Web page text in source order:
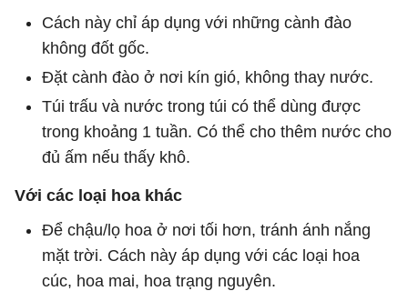
Cách này chỉ áp dụng với những cành đào
không đốt gốc.
Đặt cành đào ở nơi kín gió, không thay nước.
Túi trấu và nước trong túi có thể dùng được
trong khoảng 1 tuần. Có thể cho thêm nước cho
đủ ấm nếu thấy khô.
Với các loại hoa khác
Để chậu/lọ hoa ở nơi tối hơn, tránh ánh nắng
mặt trời. Cách này áp dụng với các loại hoa
cúc, hoa mai, hoa trạng nguyên.